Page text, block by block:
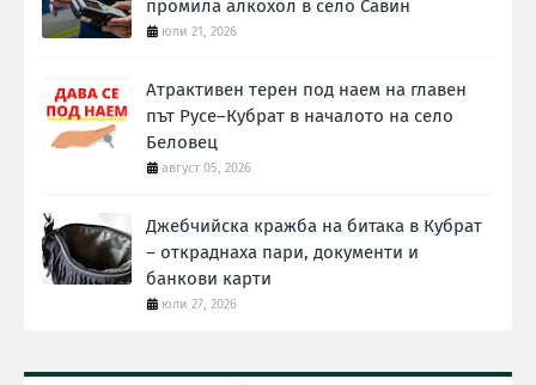
промила алкохол в село Савин
юли 21, 2026
Атрактивен терен под наем на главен
път Русе–Кубрат в началото на село
Беловец
август 05, 2026
Джебчийска кражба на битака в Кубрат
– откраднаха пари, документи и
банкови карти
юли 27, 2026